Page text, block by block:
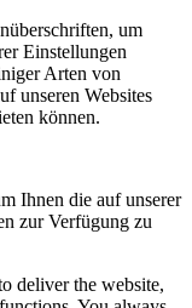
um
Einstellungen
Arten von
unseren Websites
können.
Ihnen die auf unserer
zur Verfügung zu
deliver the website,